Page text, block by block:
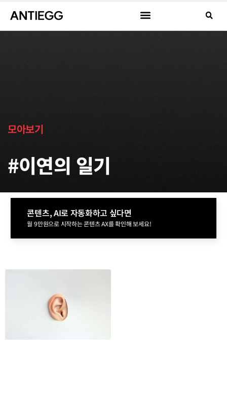
모아보기
#이연의 일기
콘텐츠, AI로 자동화하고 싶다면
월 9만원으로 시작하는 콘텐츠 AX를 확인해 보세요!